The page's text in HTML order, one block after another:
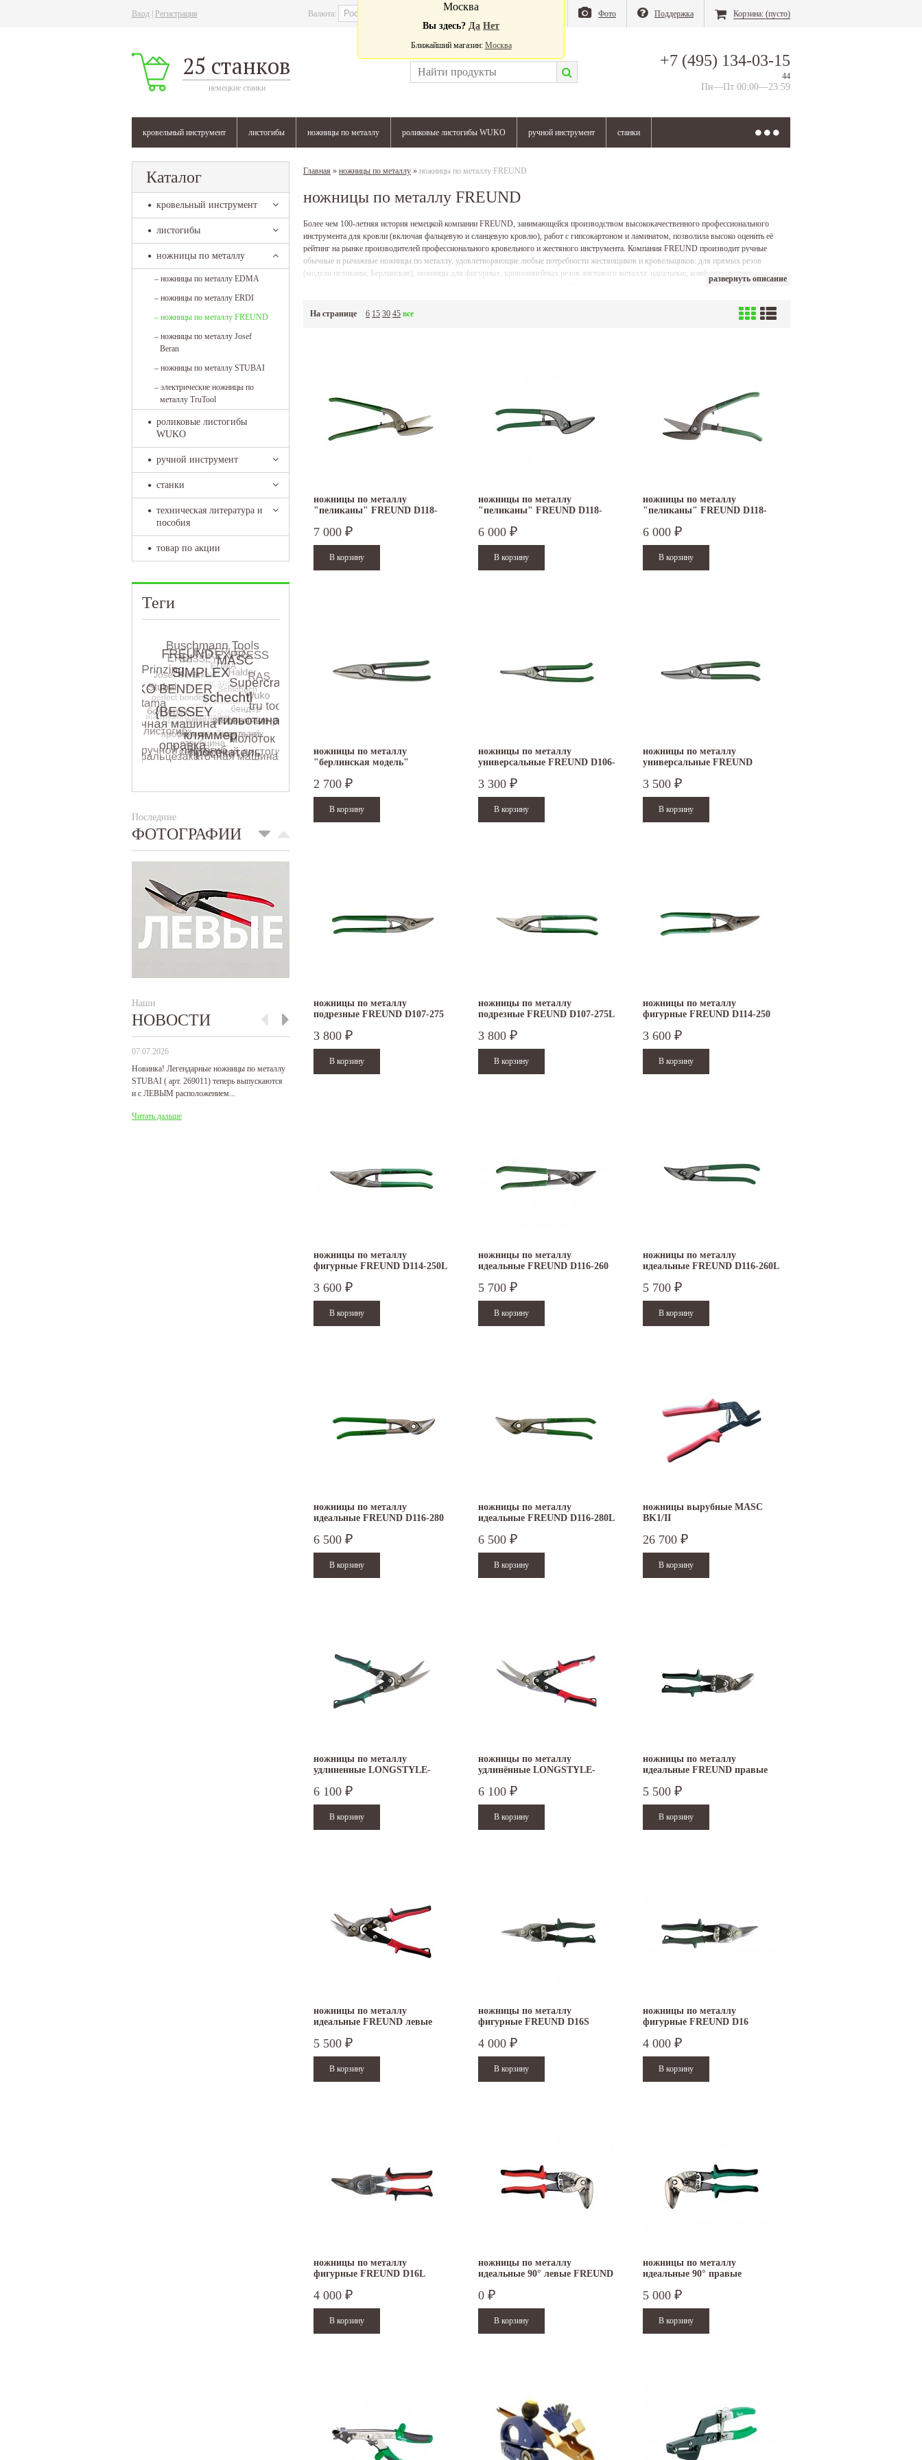
Вход Регистрация Валюта: Фото Поддержка Корзина: (пусто)
25 станков
немецкие станки
+7 (495) 134-03-15
44
Пн—Пт 00:00—23:59
кровельный инструмент листогибы ножницы по металлу роликовые листогибы WUKO ручной инструмент станки
Москва
Вы здесь? Да Нет
Ближайший магазин: Москва
Каталог
кровельный инструмент
листогибы
ножницы по металлу
– ножницы по металлу EDMA
– ножницы по металлу ERDI
– ножницы по металлу FREUND
– ножницы по металлу Josef
Beran
– ножницы по металлу STUBAI
– электрические ножницы по
металлу TruTool
роликовые листогибы
WUKO
ручной инструмент
станки
техническая литература и
пособия
товар по акции
Теги
Последние
ФОТОГРАФИИ
Наши
НОВОСТИ
07.07.2026
Новинка! Легендарные ножницы по металлу
STUBAI ( арт. 269011) теперь выпускаются
и с ЛЕВЫМ расположением...
Читать дальше
29.12.2025
Режим работы офисов в новогодние
30.04.2025
30 апреля - работаем в обычном режиме с
15.10.2024
Приглашаем посетить наш стенд на 30-й
Главная » ножницы по металлу » ножницы по металлу FREUND
ножницы по металлу FREUND
Более чем 100-летняя история немецкой компании FREUND, занимающейся производством высококачественного профессионального
инструмента для кровли (включая фальцевую и сланцевую кровлю), работ с гипсокартоном и ламинатом, позволила высоко оценить её
рейтинг на рынке производителей профессионального кровельного и жестяного инструмента. Компания FREUND производит ручные
обычные и рычажные ножницы по металлу, удовлетворяющие любые потребности жестянщиков и кровельщиков: для прямых резов
(модели пеликаны, Берлинская), ножницы для фигурных, криволинейных резов листового металла: идеальные, комбинированные,
универсальные, подрезные ножницы, ножницы пеликаны для прямых резов. Купить ножницы по кровельному листовому металлу FREUND
развернуть описание
На странице 6 15 30 45 все
ножницы по металлу
"пеликаны" FREUND D118-
7 000 ₽
ножницы по металлу
"пеликаны" FREUND D118-
6 000 ₽
ножницы по металлу
"пеликаны" FREUND D118-
6 000 ₽
ножницы по металлу
"берлинская модель"
2 700 ₽
ножницы по металлу
универсальные FREUND D106-
3 300 ₽
ножницы по металлу
универсальные FREUND
3 500 ₽
ножницы по металлу
подрезные FREUND D107-275
3 800 ₽
ножницы по металлу
подрезные FREUND D107-275L
3 800 ₽
ножницы по металлу
фигурные FREUND D114-250
3 600 ₽
ножницы по металлу
фигурные FREUND D114-250L
3 600 ₽
ножницы по металлу
идеальные FREUND D116-260
5 700 ₽
ножницы по металлу
идеальные FREUND D116-260L
5 700 ₽
ножницы по металлу
идеальные FREUND D116-280
6 500 ₽
ножницы по металлу
идеальные FREUND D116-280L
6 500 ₽
ножницы вырубные MASC
BK1/II
26 700 ₽
ножницы по металлу
удлиненные LONGSTYLE-
6 100 ₽
ножницы по металлу
удлинённые LONGSTYLE-
6 100 ₽
ножницы по металлу
идеальные FREUND правые
5 500 ₽
ножницы по металлу
идеальные FREUND левые
5 500 ₽
ножницы по металлу
фигурные FREUND D16S
4 000 ₽
ножницы по металлу
фигурные FREUND D16
4 000 ₽
ножницы по металлу
фигурные FREUND D16L
4 000 ₽
ножницы по металлу
идеальные 90° левые FREUND
0 ₽
ножницы по металлу
идеальные 90° правые
5 000 ₽